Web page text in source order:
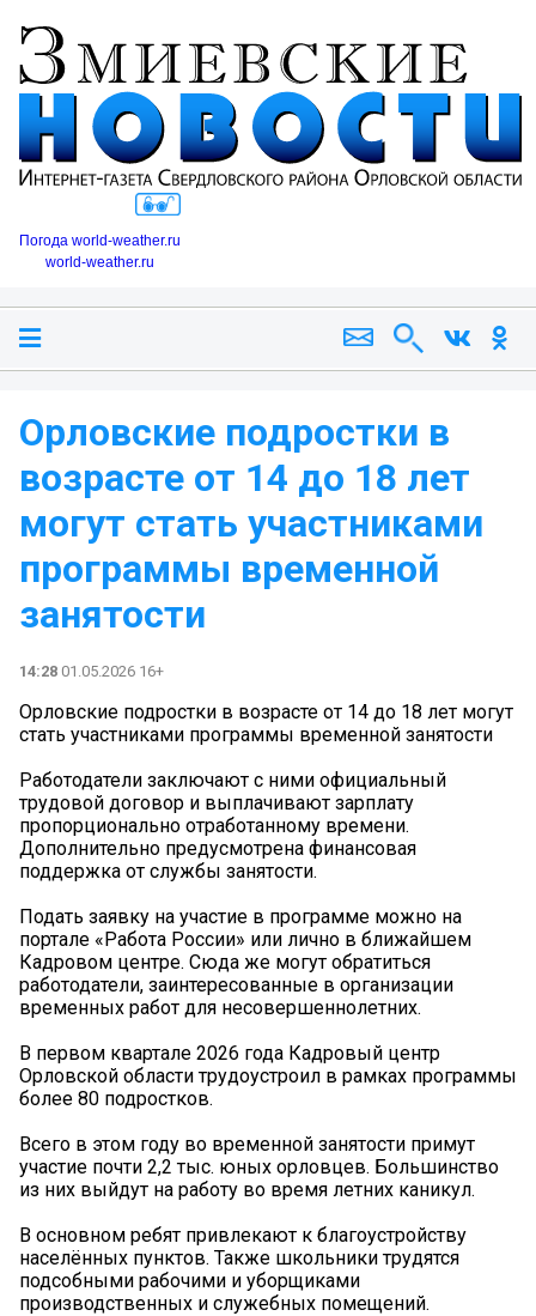
Погода world-weather.ru
world-weather.ru
Орловские подростки в
возрасте от 14 до 18 лет
могут стать участниками
программы временной
занятости
14:28 01.05.2026 16+
Орловские подростки в возрасте от 14 до 18 лет могут
стать участниками программы временной занятости
Работодатели заключают с ними официальный
трудовой договор и выплачивают зарплату
пропорционально отработанному времени.
Дополнительно предусмотрена финансовая
поддержка от службы занятости.
Подать заявку на участие в программе можно на
портале «Работа России» или лично в ближайшем
Кадровом центре. Сюда же могут обратиться
работодатели, заинтересованные в организации
временных работ для несовершеннолетних.
В первом квартале 2026 года Кадровый центр
Орловской области трудоустроил в рамках программы
более 80 подростков.
Всего в этом году во временной занятости примут
участие почти 2,2 тыс. юных орловцев. Большинство
из них выйдут на работу во время летних каникул.
В основном ребят привлекают к благоустройству
населённых пунктов. Также школьники трудятся
подсобными рабочими и уборщиками
производственных и служебных помещений.